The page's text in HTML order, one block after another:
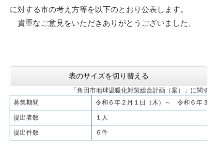
に対する市の考え方等を以下のとおり公表します。
貴重なご意見をいただきありがとうございました。
表のサイズを切り替える
「角田市地球温暖化対策総合計画（案）」に関す
募集期間
令和６年２月１日（木）～ 令和６年３月
提出者数 １人
提出件数 ６件